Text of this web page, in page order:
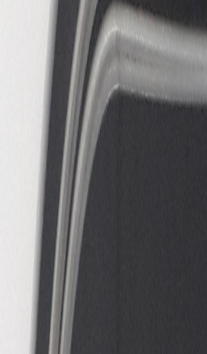
PODIUM MOZAÏEK
SEIZOEN '25 - '26